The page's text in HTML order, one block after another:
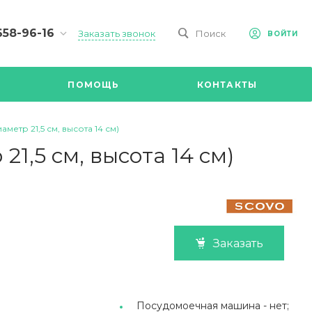
96-16
98
д 2/Д.
Заказать звонок Поиск ВОЙТИ
ПОМОЩЬ КОНТАКТЫ
21,5 см, высота 14 см)
см, высота 14 см)
Заказать
Посудомоечная машина - нет;